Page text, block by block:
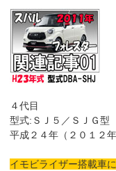
４代目
型式:ＳＪ５／ＳＪＧ型
平成２４年（２０１２
イモビライザー搭載車